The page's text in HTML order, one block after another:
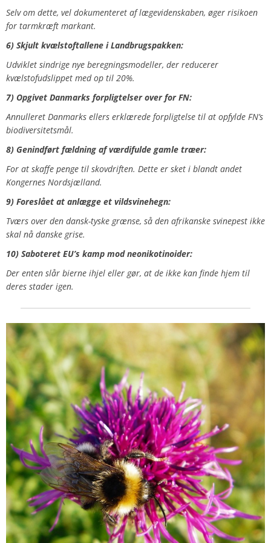
Selv om dette, vel dokumenteret af lægevidenskaben, øger risikoen
for tarmkræft markant.
6) Skjult kvælstoftallene i Landbrugspakken:
Udviklet sindrige nye beregningsmodeller, der reducerer
kvælstofudslippet med op til 20%.
7) Opgivet Danmarks forpligtelser over for FN:
Annulleret Danmarks ellers erklærede forpligtelse til at opfylde FN’s
biodiversitetsmål.
8) Genindført fældning af værdifulde gamle træer:
For at skaffe penge til skovdriften. Dette er sket i blandt andet
Kongernes Nordsjælland.
9) Foreslået at anlægge et vildsvinehegn:
Tværs over den dansk-tyske grænse, så den afrikanske svinepest ikke
skal nå danske grise.
10) Saboteret EU’s kamp mod neonikotinoider:
Der enten slår bierne ihjel eller gør, at de ikke kan finde hjem til
deres stader igen.